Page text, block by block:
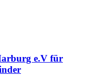
e.V für